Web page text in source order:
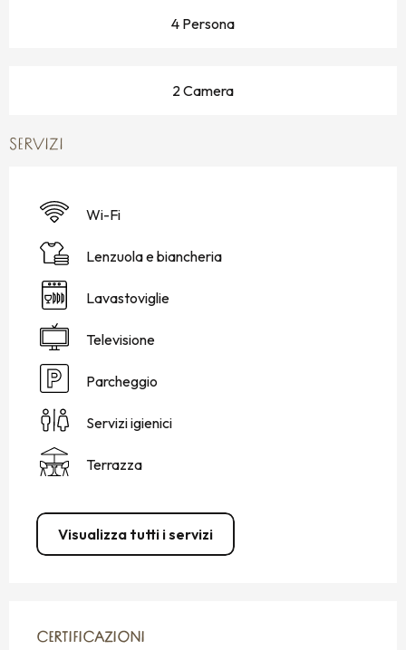
4 Persona
2 Camera
SERVIZI
Wi-Fi
Lenzuola e biancheria
Lavastoviglie
Televisione
Parcheggio
Servizi igienici
Terrazza
Visualizza tutti i servizi
CERTIFICAZIONI
CERTIFICAZIONI